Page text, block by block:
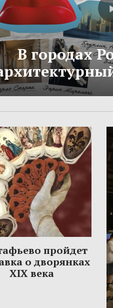
В городах
пройдет
о дворянках
XIX века